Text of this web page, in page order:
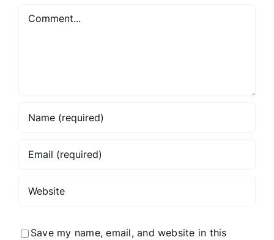
Comment
Save my name, email, and website in this